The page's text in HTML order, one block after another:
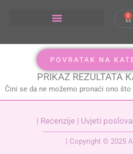
0
Cart
POVRATAK NA
PRIKAZ REZULTATA
Čini se da ne možemo pronaći ono što
| Recenzije| Uvjeti
| Copyright © 2025